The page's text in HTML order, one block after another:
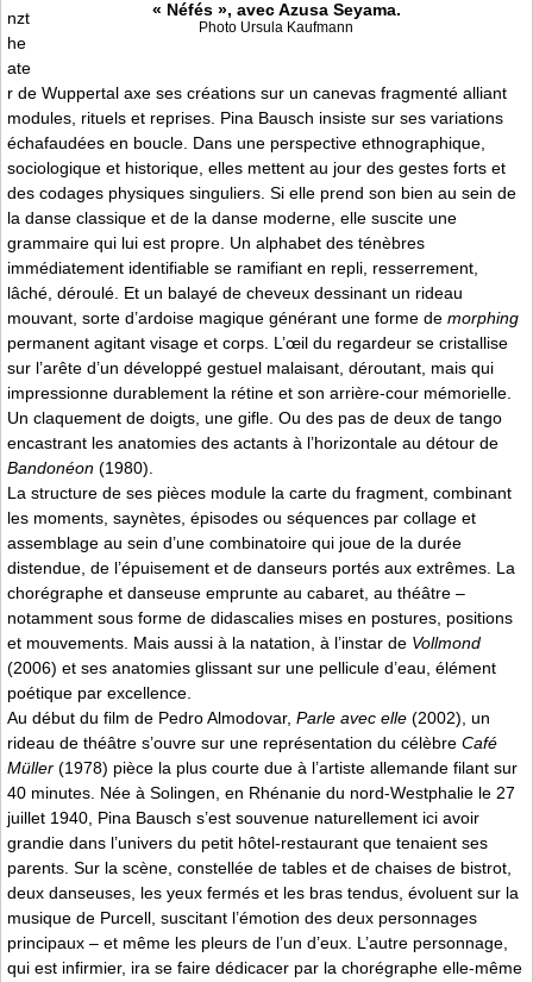
« Néfés », avec Azusa Seyama.
Photo Ursula Kaufmann
nzt
he
ate
r de Wuppertal axe ses créations sur un canevas fragmenté alliant
modules, rituels et reprises. Pina Bausch insiste sur ses variations
échafaudées en boucle. Dans une perspective ethnographique,
sociologique et historique, elles mettent au jour des gestes forts et
des codages physiques singuliers. Si elle prend son bien au sein de
la danse classique et de la danse moderne, elle suscite une
grammaire qui lui est propre. Un alphabet des ténèbres
immédiatement identifiable se ramifiant en repli, resserrement,
lâché, déroulé. Et un balayé de cheveux dessinant un rideau
mouvant, sorte d’ardoise magique générant une forme de morphing
permanent agitant visage et corps. L’œil du regardeur se cristallise
sur l’arête d’un développé gestuel malaisant, déroutant, mais qui
impressionne durablement la rétine et son arrière-cour mémorielle.
Un claquement de doigts, une gifle. Ou des pas de deux de tango
encastrant les anatomies des actants à l’horizontale au détour de
Bandonéon (1980).
La structure de ses pièces module la carte du fragment, combinant
les moments, saynètes, épisodes ou séquences par collage et
assemblage au sein d’une combinatoire qui joue de la durée
distendue, de l’épuisement et de danseurs portés aux extrêmes. La
chorégraphe et danseuse emprunte au cabaret, au théâtre –
notamment sous forme de didascalies mises en postures, positions
et mouvements. Mais aussi à la natation, à l’instar de Vollmond
(2006) et ses anatomies glissant sur une pellicule d’eau, élément
poétique par excellence.
Au début du film de Pedro Almodovar, Parle avec elle (2002), un
rideau de théâtre s’ouvre sur une représentation du célèbre Café
Müller (1978) pièce la plus courte due à l’artiste allemande filant sur
40 minutes. Née à Solingen, en Rhénanie du nord-Westphalie le 27
juillet 1940, Pina Bausch s’est souvenue naturellement ici avoir
grandie dans l’univers du petit hôtel-restaurant que tenaient ses
parents. Sur la scène, constellée de tables et de chaises de bistrot,
deux danseuses, les yeux fermés et les bras tendus, évoluent sur la
musique de Purcell, suscitant l’émotion des deux personnages
principaux – et même les pleurs de l’un d’eux. L’autre personnage,
qui est infirmier, ira se faire dédicacer par la chorégraphe elle-même